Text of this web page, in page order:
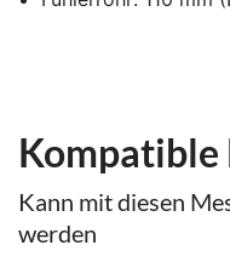
Kompatible
Kann mit diesen
werden